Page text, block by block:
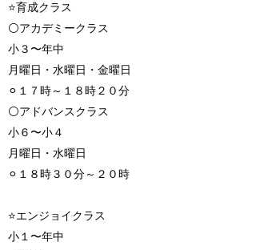
⭐️育成クラス
⚪️アカデミークラス
小３〜年中
月曜日・水曜日・金曜日
⚪︎１７時～１８時２０分
⚪️アドバンスクラス
小６〜小４
月曜日・水曜日
⚪︎１８時３０分～２０時
⭐️エンジョイクラス
小１〜年中